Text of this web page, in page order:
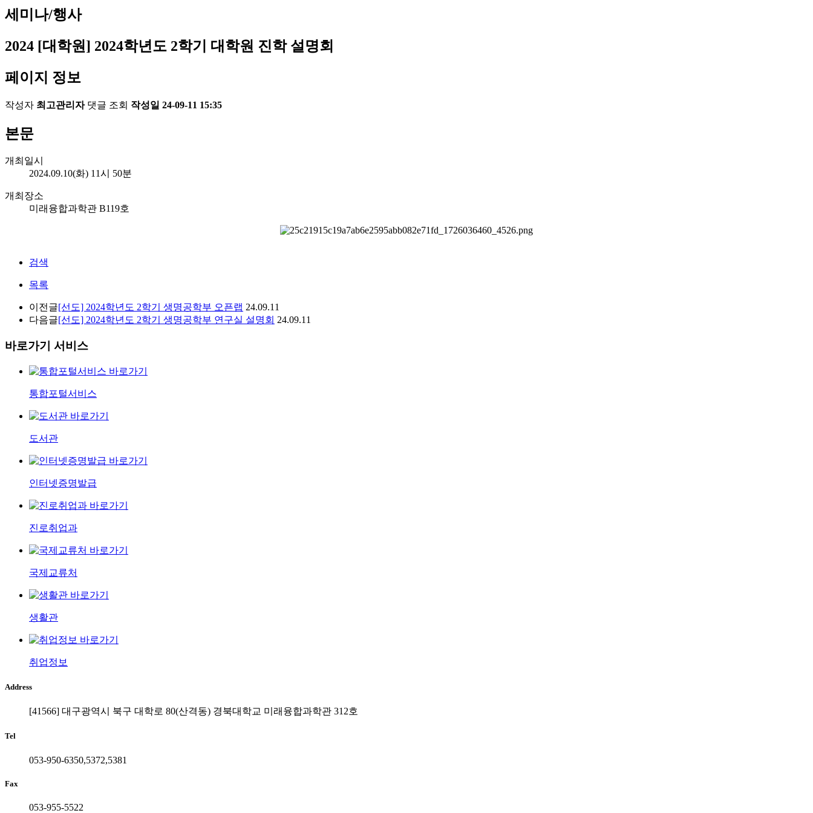
세미나/행사
2024 [대학원] 2024학년도 2학기 대학원 진학 설명회
페이지 정보
작성자 최고관리자 댓글 조회 작성일 24-09-11 15:35
본문
개최일시
2024.09.10(화) 11시 50분
개최장소
미래융합과학관 B119호
검색
목록
이전글[선도] 2024학년도 2학기 생명공학부 오픈랩 24.09.11
다음글[선도] 2024학년도 2학기 생명공학부 연구실 설명회 24.09.11
바로가기 서비스
통합포털서비스
도서관
인터넷증명발급
진로취업과
국제교류처
생활관
취업정보
Address
[41566] 대구광역시 북구 대학로 80(산격동) 경북대학교 미래융합과학관 312호
Tel
053-950-6350,5372,5381
Fax
053-955-5522